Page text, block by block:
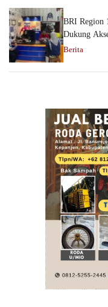
BRI Region
Dukung
Berita